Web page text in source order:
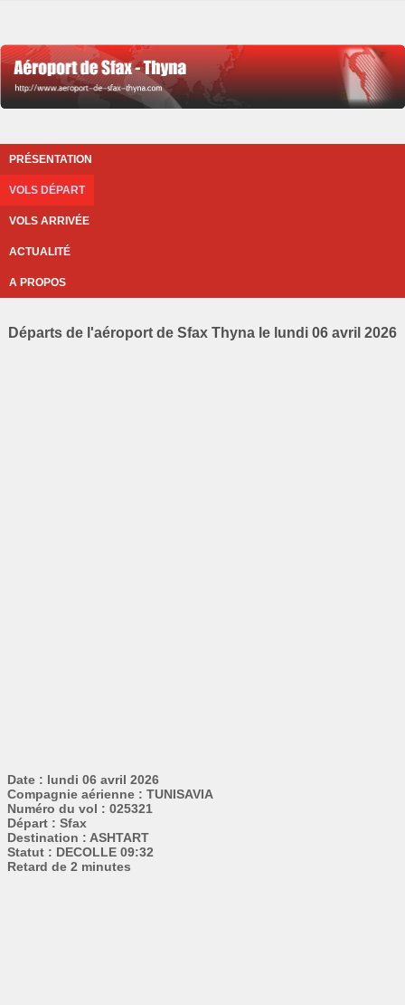
PRÉSENTATION
VOLS DÉPART
VOLS ARRIVÉE
ACTUALITÉ
A PROPOS
Départs de l'aéroport de Sfax Thyna le lundi 06 avril 2026
Date : lundi 06 avril 2026
Compagnie aérienne : TUNISAVIA
Numéro du vol : 025321
Départ : Sfax
Destination : ASHTART
Statut : DECOLLE 09:32
Retard de 2 minutes